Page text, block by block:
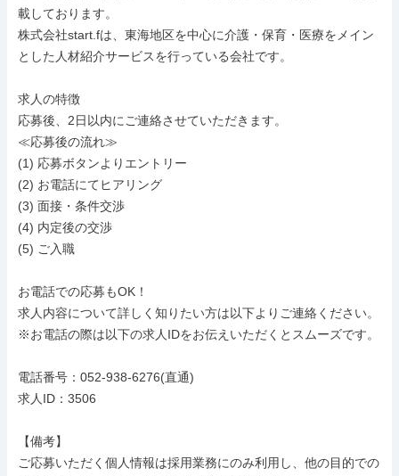
載しております。
株式会社start.fは、東海地区を中心に介護・保育・医療をメイン
とした人材紹介サービスを行っている会社です。
求人の特徴
応募後、2日以内にご連絡させていただきます。
≪応募後の流れ≫
(1) 応募ボタンよりエントリー
(2) お電話にてヒアリング
(3) 面接・条件交渉
(4) 内定後の交渉
(5) ご入職
お電話での応募もOK！
求人内容について詳しく知りたい方は以下よりご連絡ください。
※お電話の際は以下の求人IDをお伝えいただくとスムーズです。
電話番号：052-938-6276(直通)
求人ID：3506
【備考】
ご応募いただく個人情報は採用業務にのみ利用し、他の目的での